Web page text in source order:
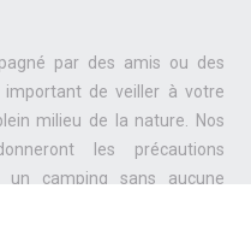
par des amis ou des
de veiller à votre
milieu de la nature. Nos
les précautions
un camping sans aucune